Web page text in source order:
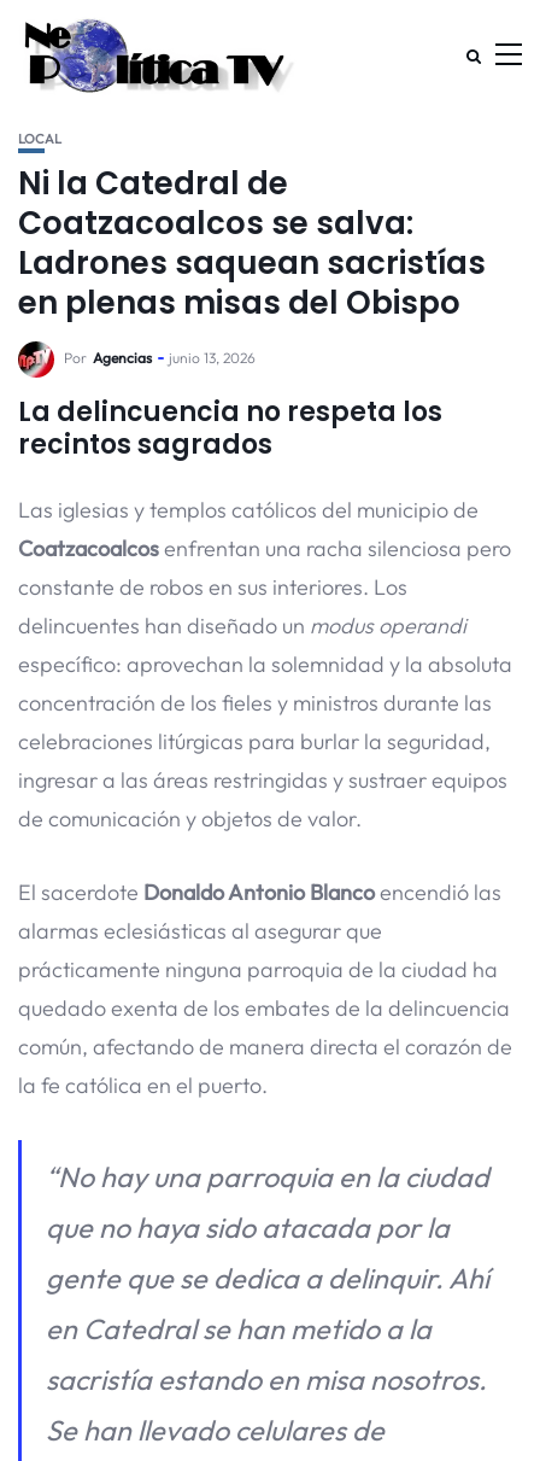
LOCAL
Ni la Catedral de
Coatzacoalcos se salva:
Ladrones saquean sacristías
en plenas misas del Obispo
Por Agencias junio 13, 2026
La delincuencia no respeta los
recintos sagrados
Las iglesias y templos católicos del municipio de
Coatzacoalcosenfrentan una racha silenciosa pero
constante de robos en sus interiores. Los
delincuentes han diseñado un modus operandi
específico: aprovechan la solemnidad y la absoluta
concentración de los fieles y ministros durante las
celebraciones litúrgicas para burlar la seguridad,
ingresar a las áreas restringidas y sustraer equipos
de comunicación y objetos de valor.
El sacerdote Donaldo Antonio Blancoencendió las
alarmas eclesiásticas al asegurar que
prácticamente ninguna parroquia de la ciudad ha
quedado exenta de los embates de la delincuencia
común, afectando de manera directa el corazón de
la fe católica en el puerto.
“No hay una parroquia en la ciudad
que no haya sido atacada por la
gente que se dedica a delinquir. Ahí
en Catedral se han metido a la
sacristía estando en misa nosotros.
Se han llevado celulares de